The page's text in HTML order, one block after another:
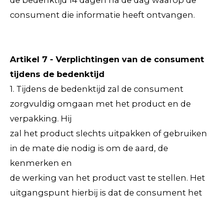
consument die informatie heeft ontvangen.
Artikel 7 - Verplichtingen van de consument
tijdens de bedenktijd
1. Tijdens de bedenktijd zal de consument
zorgvuldig omgaan met het product en de
verpakking. Hij
zal het product slechts uitpakken of gebruiken
in de mate die nodig is om de aard, de
kenmerken en
de werking van het product vast te stellen. Het
uitgangspunt hierbij is dat de consument het